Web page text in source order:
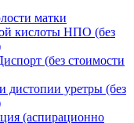
матки
кислоты НПО (без
(без стоимости
дистопии уретры (без
(аспирационно